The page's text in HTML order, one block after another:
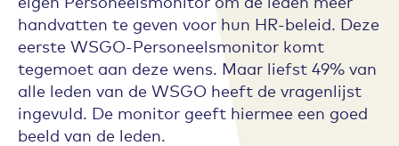
handvatten te geven voor hun HR-beleid. Deze
eerste WSGO-Personeelsmonitor komt
tegemoet aan deze wens. Maar liefst 49% van
alle leden van de WSGO heeft de vragenlijst
ingevuld. De monitor geeft hiermee een goed
beeld van de leden.